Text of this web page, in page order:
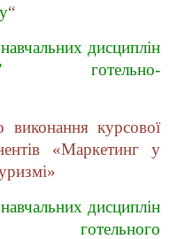
“
дисциплін
готельно-
виконання курсової
«Маркетинг у
дисциплін